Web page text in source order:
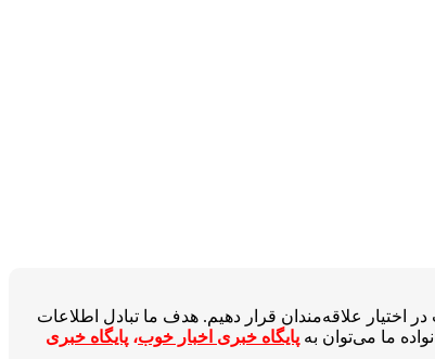
علاقه‌مندان قرار دهیم. هدف ما تبادل اطلاعات
ما می‌توان به پایگاه خبری اخبار خوب، پایگاه خبری